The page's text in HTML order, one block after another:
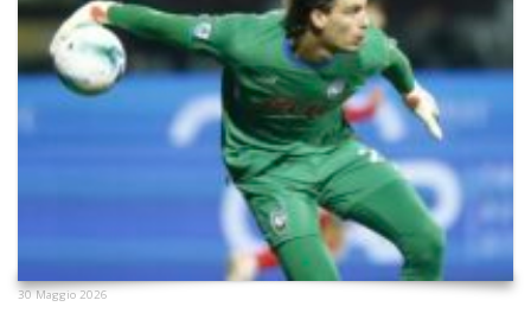
30 Maggio 2026